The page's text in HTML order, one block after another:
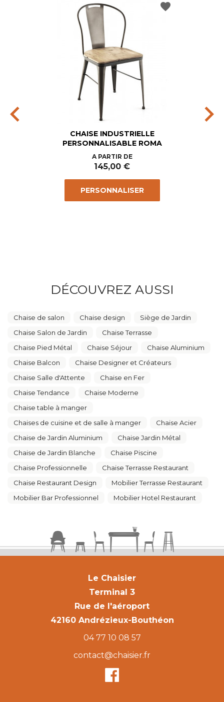
chevron_left
CHAISE INDUSTRIELLE
PERSONNALISABLE ROMA
Prix
A PARTIR DE
145,00 €
PERSONNALISER
favorite
chevron_right
DÉCOUVREZ AUSSI
Chaise de salon Chaise design
Siège de Jardin
Chaise Salon de Jardin
Chaise Terrasse
Chaise Pied Métal
Chaise Séjour
Chaise Aluminium
Chaise Balcon
Chaise Designer et Créateurs
Chaise Salle d'Attente
Chaise en Fer
Chaise Tendance
Chaise Moderne
Chaise table à manger
Chaises de cuisine et de salle à manger
Chaise Acier
Chaise de Jardin Aluminium
Chaise Jardin Métal
Chaise de Jardin Blanche
Chaise Piscine
Chaise Professionnelle
Chaise Terrasse Restaurant
Chaise Restaurant Design
Mobilier Terrasse Restaurant
Mobilier Bar Professionnel
Mobilier Hotel Restaurant
Le Chaisier
Terminal 3
Rue de l'aéroport
42160 Andrézieux-Bouthéon
04 77 10 08 57
contact@chaisier.fr